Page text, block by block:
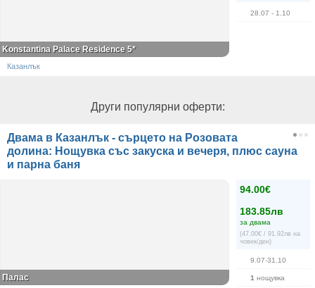
28.07 - 1.10
Konstantina Palace Residence 5*
Казанлък
Други популярни оферти:
Двама в Казанлък - сърцето на Розовата
долина: Нощувка със закуска и вечеря, плюс сауна
и парна баня
94.00€
183.85лв
за двама
(47.00€ / 91.92лв на
човек/ден)
9.07-31.10
1 нощувка
Палас